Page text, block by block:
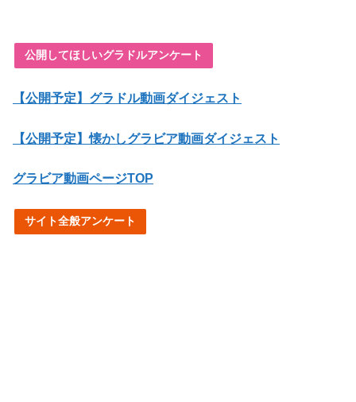
公開してほしいグラドルアンケート
【公開予定】グラドル動画ダイジェスト
【公開予定】懐かしグラビア動画ダイジェスト
グラビア動画ページTOP
サイト全般アンケート